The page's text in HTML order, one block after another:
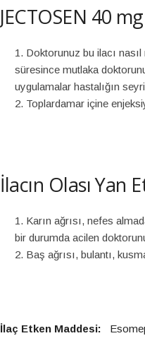
JECTOSEN 40
Doktorunuz bu ilacı
süresince mutlaka
uygulamalar hastalığın
Toplardamar içine
İlacın Olası Yan
Karın ağrısı, nefes
bir durumda acilen
Baş ağrısı, bulantı,
İlaç Etken Maddesi: